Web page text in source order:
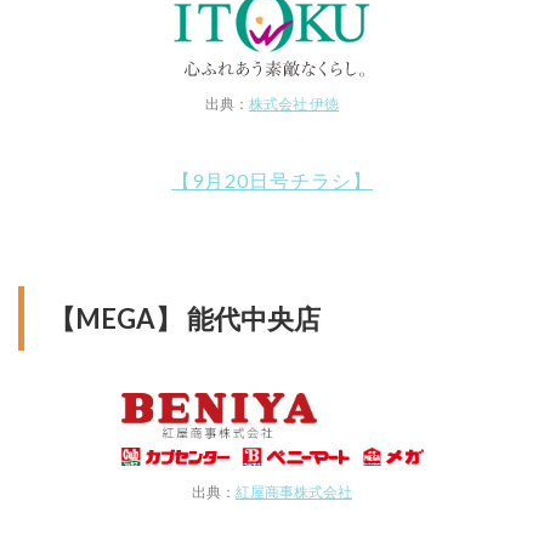
出典： 株式会社 伊徳
【9月20日号チラシ】
【MEGA】 能代中央店
出典： 紅屋商事株式会社